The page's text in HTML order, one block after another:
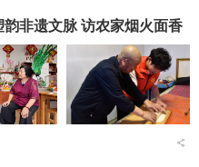
韵非遗文脉 访农家烟火面香